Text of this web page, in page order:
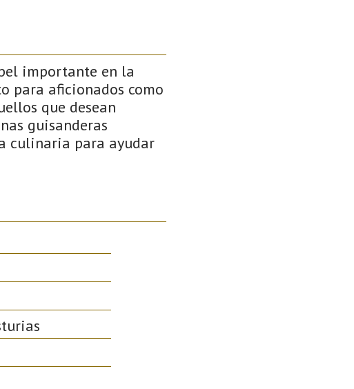
importante en la
para aficionados como
que desean
guisanderas
culinaria para ayudar